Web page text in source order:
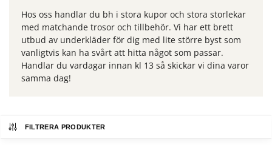
Hos oss handlar du bh i stora kupor och stora storlekar
med matchande trosor och tillbehör. Vi har ett brett
utbud av underkläder för dig med lite större byst som
vanligtvis kan ha svårt att hitta något som passar.
Handlar du vardagar innan kl 13 så skickar vi dina varor
samma dag!
FILTRERA PRODUKTER